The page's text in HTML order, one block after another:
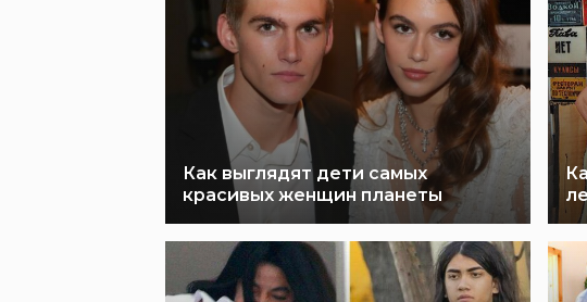
Как выглядят дети самых
красивых женщин планеты